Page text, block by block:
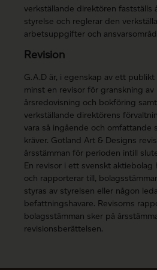
verkställande direktören fastställs
styrelse och reglerar den
arbetsuppgifter och
Revision
G.A.D är, i egenskap av ett
minst en revisor för granskning av
årsredovisning och bokföring
verkställande direktörens
vara så ingående och omfattande
kräver. Gotland Art & Designs
årsstämman för perioden intill
En revisor i ett svenskt
och rapporterar till,
styras av styrelsen eller någon
befattningshavare. Revisorns
bolagsstämman sker på
revisionsberättelsen.